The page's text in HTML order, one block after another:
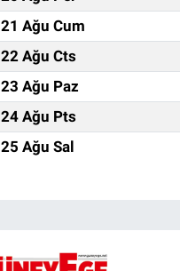
21 Ağu Cum
22 Ağu Cts
23 Ağu Paz
24 Ağu Pts
25 Ağu Sal